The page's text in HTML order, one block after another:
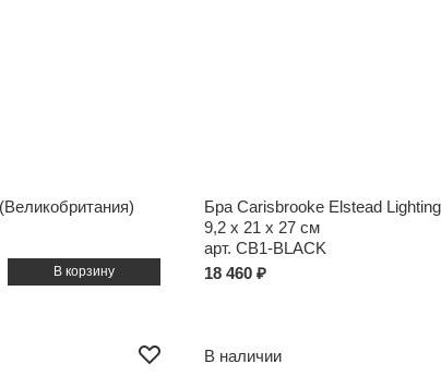
Бра Carisbrooke Elstead
9,2 x 21 x 27 см
арт. CB1-BLACK
18 460 ₽
В наличии